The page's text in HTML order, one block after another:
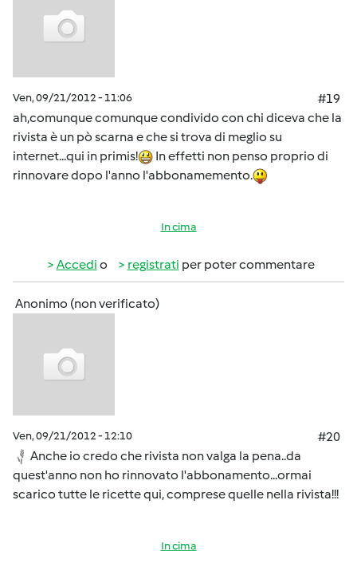
Ven, 09/21/2012 - 11:06
#19
ah,comunque comunque condivido con chi diceva che la
rivista è un pò scarna e che si trova di meglio su
internet...qui in primis!
In effetti non penso proprio di
rinnovare dopo l'anno l'abbonamemento.
In cima
Accedi o registrati per poter commentare
Anonimo (non verificato)
Ven, 09/21/2012 - 12:10
#20
Anche io credo che rivista non valga la pena..da
quest'anno non ho rinnovato l'abbonamento...ormai
scarico tutte le ricette qui, comprese quelle nella rivista!!!
In cima